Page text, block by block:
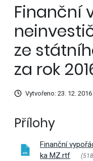
Finanční
ze
za rok
Vytvořeno: 23. 12. 2016
Přílohy
Finanční
ka MZ.rtf